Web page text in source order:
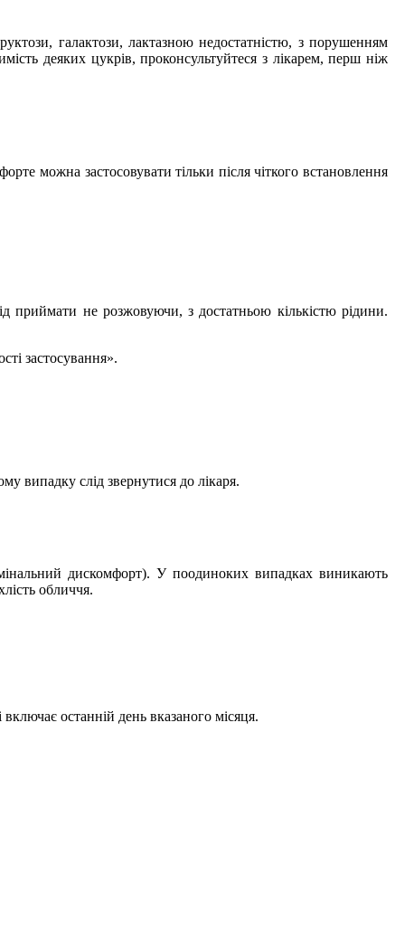
галактози, лактазною недостатністю, з порушенням
деяких цукрів, проконсультуйтеся з лікарем, перш ніж
можна застосовувати тільки після чіткого встановлення
приймати не розжовуючи, з достатньою кількістю рідини.
застосування».
випадку слід звернутися до лікаря.
дискомфорт). У поодиноких випадках виникають
обличчя.
останній день вказаного місяця.